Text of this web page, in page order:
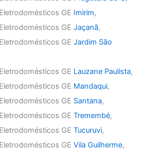
GE Imirim,
GEJaçanã,
GEJardim São
GE Lauzane Paulista,
GE Mandaqui,
GE Santana,
GETremembé,
GETucuruvi,
GEVila Guilherme,